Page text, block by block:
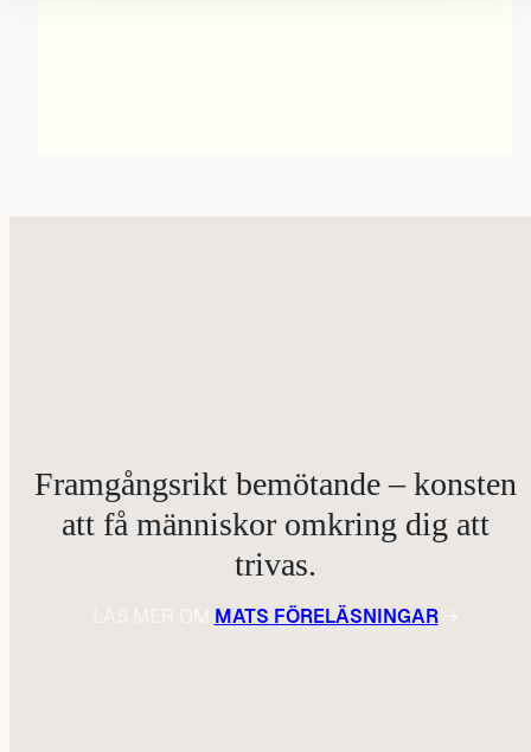
Framgångsrikt bemötande – konsten
att få människor omkring dig att
trivas.
MATS FÖRELÄSNINGAR→